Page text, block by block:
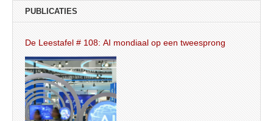
PUBLICATIES
De Leestafel # 108: AI mondiaal op een tweesprong